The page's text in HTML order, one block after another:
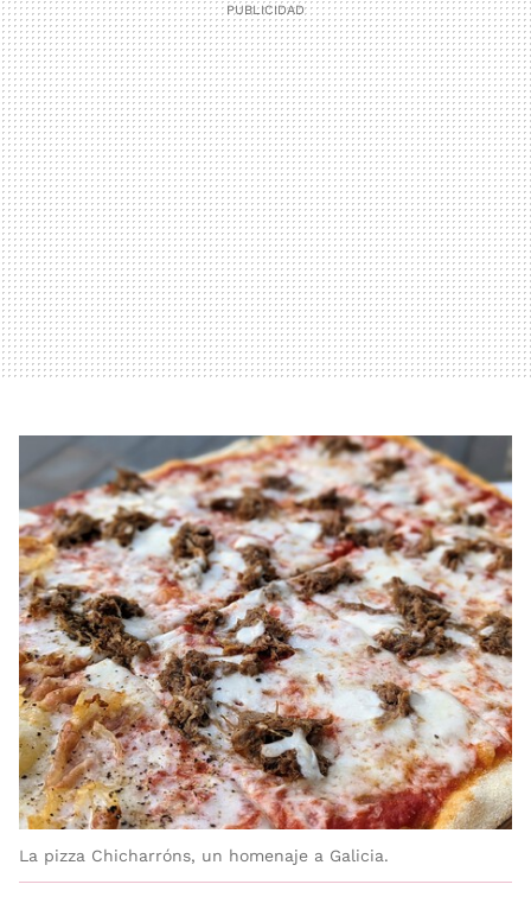
La pizza Chicharróns, un homenaje a Galicia.